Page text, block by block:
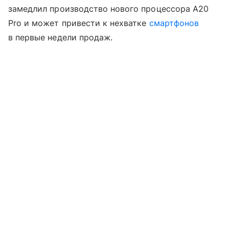
замедлил производство нового процессора A20
Pro и может привести к нехватке смартфонов
в первые недели продаж.